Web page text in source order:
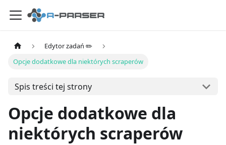
Edytor zadań ✏️
Opcje dodatkowe dla niektórych scraperów
Spis treści tej strony
Opcje dodatkowe dla
niektórych scraperów